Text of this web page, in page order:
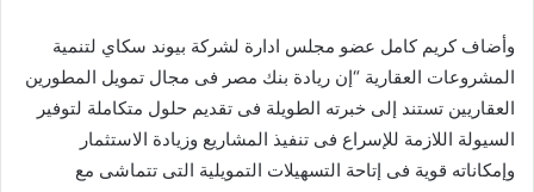
وأضاف كريم كامل عضو مجلس ادارة لشركة بيوند سكاي لتنمية
المشروعات العقارية “إن ريادة بنك مصر فى مجال تمويل المطورين
العقاريين تستند إلى خبرته الطويلة فى تقديم حلول متكاملة لتوفير
السيولة اللازمة للإسراع فى تنفيذ المشاريع وزيادة الاستثمار
وإمكاناته قوية فى إتاحة التسهيلات التمويلية التى تتماشى مع